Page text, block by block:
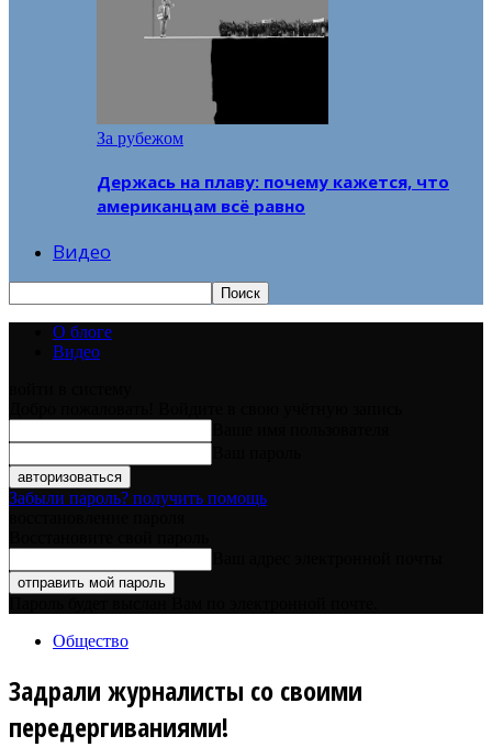
За рубежом
Держась на плаву: почему кажется, что
американцам всё равно
Видео
О блоге
Видео
Забыли пароль? получить помощь
Общество
Задрали журналисты со своими
передергиваниями!